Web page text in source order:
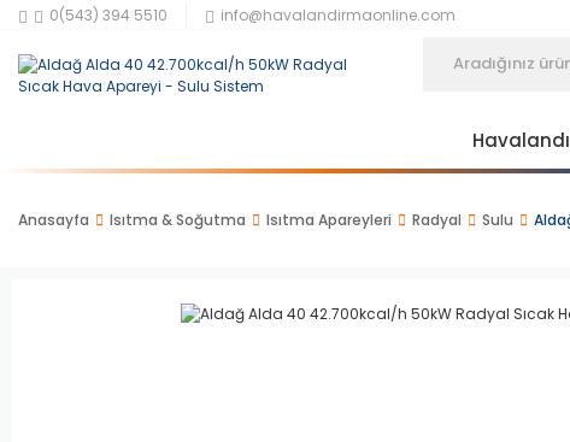
0(543) 394 5510 info@havalandirmaonline.com
Anasayfa Isıtma & Soğutma Isıtma Apareyleri Radyal Sulu